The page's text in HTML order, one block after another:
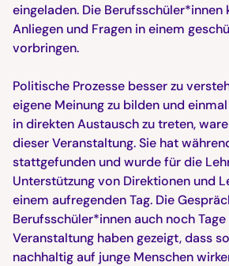
eingeladen. Die Berufsschüler*innen
Anliegen und Fragen in einem
vorbringen.
Politische Prozesse besser zu
eigene Meinung zu bilden und
in direkten Austausch zu treten,
dieser Veranstaltung. Sie hat
stattgefunden und wurde für die
Unterstützung von Direktionen und
einem aufregenden Tag. Die
Berufsschüler*innen auch noch
Veranstaltung haben gezeigt, dass
nachhaltig auf junge Menschen